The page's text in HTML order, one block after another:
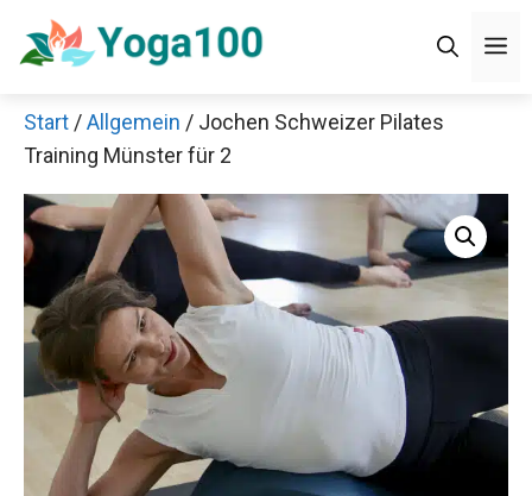
Inhalt
Start /Allgemein / Jochen Schweizer Pilates
Training Münster für 2Decathlon Sale
Schaue dir jetzt die meistverkauften Produkte im
Sale bei Decathlon an!
Jetzt anschauen